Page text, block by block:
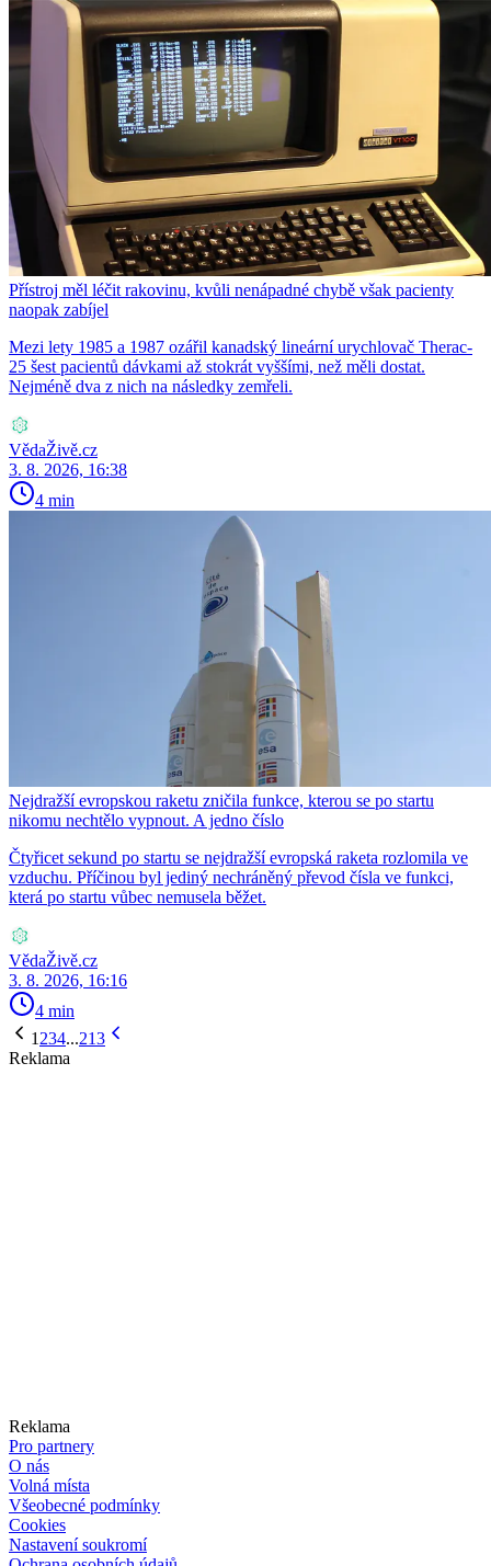
Přístroj měl léčit rakovinu, kvůli nenápadné chybě však pacienty
naopak zabíjel
Mezi lety 1985 a 1987 ozářil kanadský lineární urychlovač Therac-
25 šest pacientů dávkami až stokrát vyššími, než měli dostat.
Nejméně dva z nich na následky zemřeli.
VědaŽivě.cz
3. 8. 2026, 16:38
4 min
Nejdražší evropskou raketu zničila funkce, kterou se po startu
nikomu nechtělo vypnout. A jedno číslo
Čtyřicet sekund po startu se nejdražší evropská raketa rozlomila ve
vzduchu. Příčinou byl jediný nechráněný převod čísla ve funkci,
která po startu vůbec nemusela běžet.
VědaŽivě.cz
3. 8. 2026, 16:16
4 min
1 234...213
Reklama
Reklama
Pro partnery
O nás
Volná místa
Všeobecné podmínky
Cookies
Nastavení soukromí